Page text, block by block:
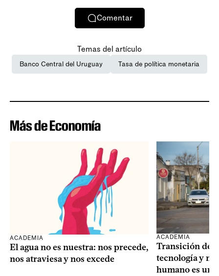
Comentar
Temas del artículo
Banco Central del Uruguay Tasa de política monetaria
Más de Economía
ACADEMIA
El agua no es nuestra: nos precede,
nos atraviesa y nos excede
ACADEMIA
Transición
tecnología y
humano es